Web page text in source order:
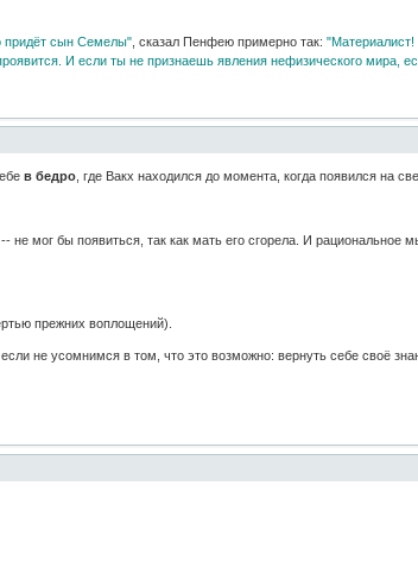
придёт сын Семелы" , сказал Пенфею примерно так:"Материалист!
И если ты не признаешь явления нефизического мира,
в бедро, где Вакх находился до момента, когда появился на
не мог бы появиться, так как мать его сгорела. И
прежних воплощений).
не усомнимся в том, что это возможно: вернуть себе своё